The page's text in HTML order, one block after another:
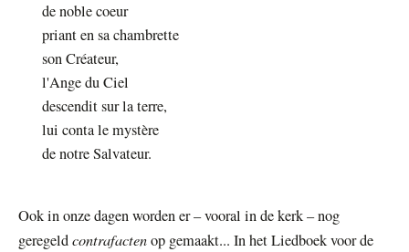
de noble coeur
priant en sa chambrette
son Créateur,
l'Ange du Ciel
descendit sur la terre,
lui conta le mystère
de notre Salvateur.
Ook in onze dagen worden er – vooral in de kerk – nog
geregeldcontrafactenop gemaakt... In het Liedboek voor de